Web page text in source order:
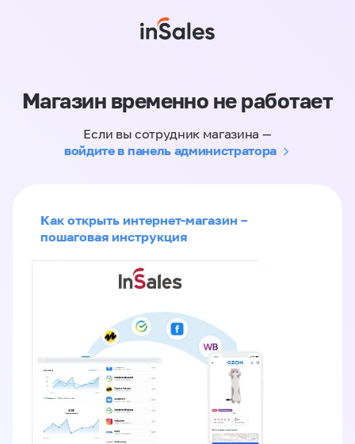
Магазин временно не работает
Если вы сотрудник магазина —
войдите в панель администратора
Как открыть интернет-магазин –
пошаговая инструкция